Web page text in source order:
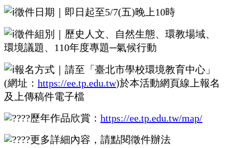
徵件日期｜即日起至5/7(五)晚上10時
徵件組別｜歷史人文、自然生態、環教場域、
環境議題、110年度專題─氣候行動
報名方式｜請至「臺北市學校環境教育中心」
(網址： https://ee.tp.edu.tw)於本活動網頁線上報名
及上傳稿件電子檔
歷年作品欣賞： https://ee.tp.edu.tw/map/
更多詳細內容，請點閱徵件辦法